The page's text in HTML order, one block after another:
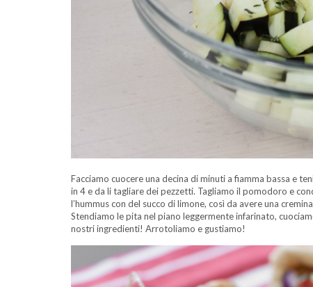
Facciamo cuocere una decina di minuti a fiamma bassa e
in 4 e da li tagliare dei pezzetti. Tagliamo il pomodoro e
l’hummus con del succo di limone, così da avere una
Stendiamo le pita nel piano leggermente infarinato,
nostri ingredienti! Arrotoliamo e gustiamo!